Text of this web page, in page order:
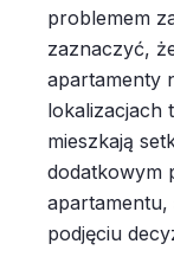
problemem
zaznaczyć,
apartamenty
lokalizacjach
mieszkają
dodatkowym
apartamentu,
podjęciu